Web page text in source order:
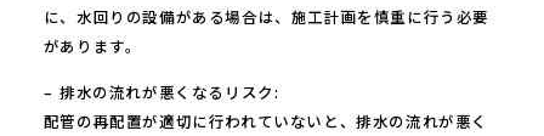
に、水回りの設備がある場合は、施工計画を慎重に行う必要
があります。
– 排水の流れが悪くなるリスク:
配管の再配置が適切に行われていないと、排水の流れが悪く